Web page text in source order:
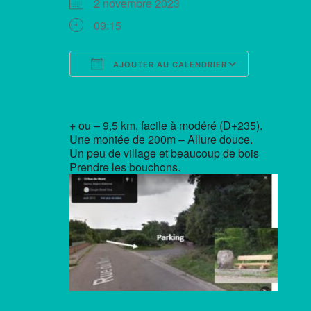
2 novembre 2023
09:15
AJOUTER AU CALENDRIER
+ ou – 9,5 km, facile à modéré (D+235).
Une montée de 200m – Allure douce.
Un peu de village et beaucoup de bois
Prendre les bouchons.